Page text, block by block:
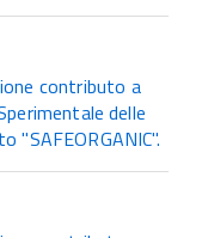
contributo a
delle
"SAFEORGANIC".